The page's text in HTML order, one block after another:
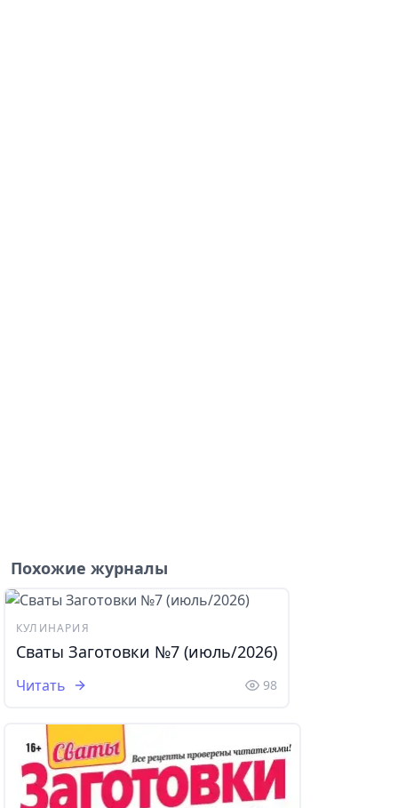
Похожие журналы
КУЛИНАРИЯ
Сваты Заготовки №7 (июль/2026)
Читать 98